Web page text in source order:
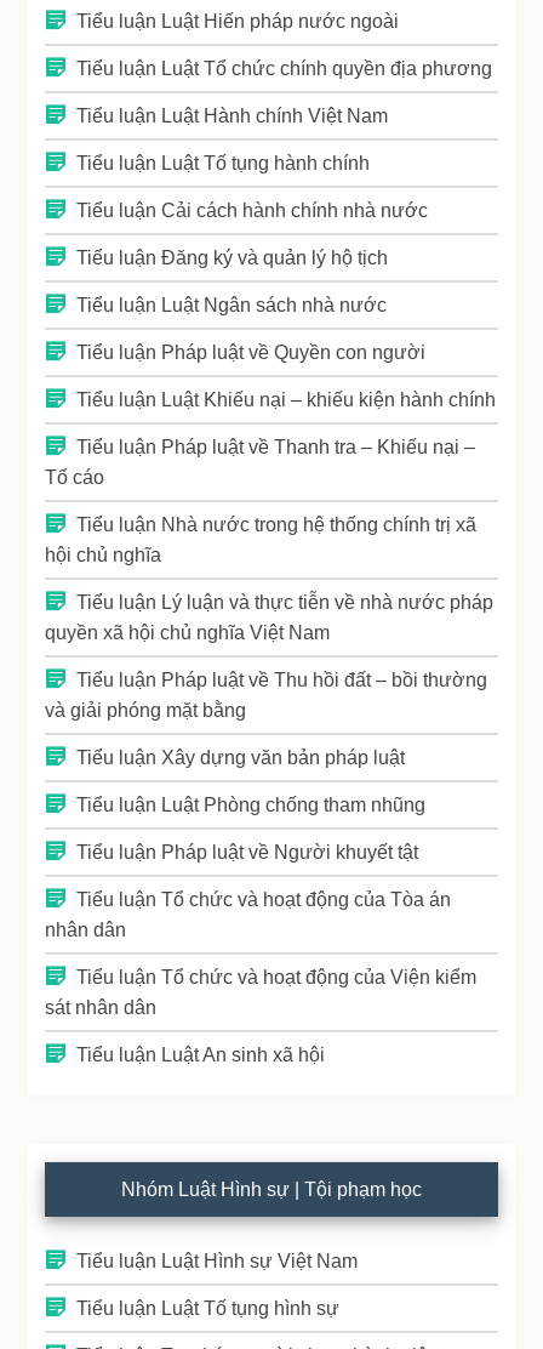
Tiểu luận Luật Hiến pháp nước ngoài
Tiểu luận Luật Tổ chức chính quyền địa phương
Tiểu luận Luật Hành chính Việt Nam
Tiểu luận Luật Tố tụng hành chính
Tiểu luận Cải cách hành chính nhà nước
Tiểu luận Đăng ký và quản lý hộ tịch
Tiểu luận Luật Ngân sách nhà nước
Tiểu luận Pháp luật về Quyền con người
Tiểu luận Luật Khiếu nại – khiếu kiện hành chính
Tiểu luận Pháp luật về Thanh tra – Khiếu nại –
Tố cáo
Tiểu luận Nhà nước trong hệ thống chính trị xã
hội chủ nghĩa
Tiểu luận Lý luận và thực tiễn về nhà nước pháp
quyền xã hội chủ nghĩa Việt Nam
Tiểu luận Pháp luật về Thu hồi đất – bồi thường
và giải phóng mặt bằng
Tiểu luận Xây dựng văn bản pháp luật
Tiểu luận Luật Phòng chống tham nhũng
Tiểu luận Pháp luật về Người khuyết tật
Tiểu luận Tổ chức và hoạt động của Tòa án
nhân dân
Tiểu luận Tổ chức và hoạt động của Viện kiểm
sát nhân dân
Tiểu luận Luật An sinh xã hội
Nhóm Luật Hình sự | Tội phạm học
Tiểu luận Luật Hình sự Việt Nam
Tiểu luận Luật Tố tụng hình sự